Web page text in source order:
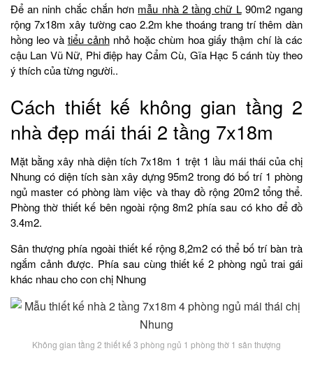
Để an ninh chắc chắn hơn mẫu nhà 2 tầng chữ L90m2 ngang
rộng 7x18m xây tường cao 2.2m khe thoáng trang trí thêm dàn
hồng leo và tiểu cảnhnhỏ hoặc chùm hoa giấy thậm chí là các
cậu Lan Vũ Nữ, Phi điệp hay Cẩm Cù, Gĩa Hạc 5 cánh tùy theo
ý thích của từng người..
Cách thiết kế không gian tầng 2
nhà đẹp mái thái 2 tầng 7x18m
Mặt bằng xây nhà diện tích 7x18m 1 trệt 1 lầu mái thái của chị
Nhung có diện tích sàn xây dựng 95m2 trong đó bố trí 1 phòng
ngủ master có phòng làm việc và thay đồ rộng 20m2 tổng thể.
Phòng thờ thiết kế bên ngoài rộng 8m2 phía sau có kho để đồ
3.4m2.
Sân thượng phía ngoài thiết kế rộng 8,2m2 có thể bố trí bàn trà
ngắm cảnh được. Phía sau cùng thiết kế 2 phòng ngủ trai gái
khác nhau cho con chị Nhung
Không gian tầng 2 thiết kế 3 phòng ngủ 1 phòng thờ 1 sân thượng